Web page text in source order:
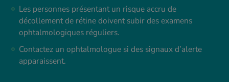
Les personnes présentant un risque accru de
décollement de rétine doivent subir des examens
ophtalmologiques réguliers.
Contactez un ophtalmologue si des signaux d’alerte
apparaissent.